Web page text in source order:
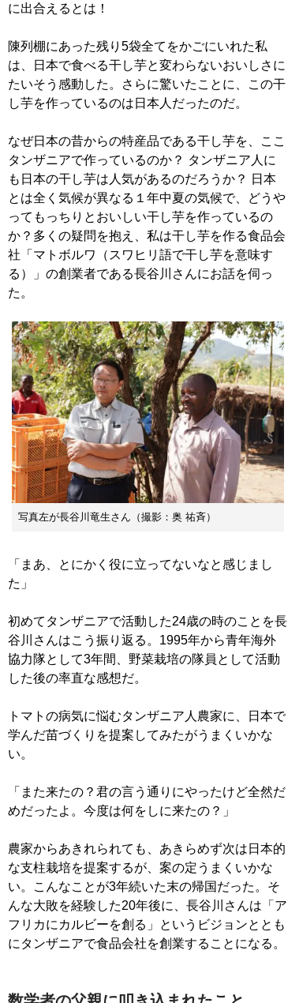
に出合えるとは！
陳列棚にあった残り5袋全てをかごにいれた私
は、日本で食べる干し芋と変わらないおいしさに
たいそう感動した。さらに驚いたことに、この干
し芋を作っているのは日本人だったのだ。
なぜ日本の昔からの特産品である干し芋を、ここ
タンザニアで作っているのか？ タンザニア人に
も日本の干し芋は人気があるのだろうか？ 日本
とは全く気候が異なる１年中夏の気候で、どうや
ってもっちりとおいしい干し芋を作っているの
か？多くの疑問を抱え、私は干し芋を作る食品会
社「マトボルワ（スワヒリ語で干し芋を意味す
る）」の創業者である長谷川さんにお話を伺っ
た。
写真左が長谷川竜生さん（撮影：奥 祐斉）
「まあ、とにかく役に立ってないなと感じまし
た」
初めてタンザニアで活動した24歳の時のことを長
谷川さんはこう振り返る。1995年から青年海外
協力隊として3年間、野菜栽培の隊員として活動
した後の率直な感想だ。
トマトの病気に悩むタンザニア人農家に、日本で
学んだ苗づくりを提案してみたがうまくいかな
い。
「また来たの？君の言う通りにやったけど全然だ
めだったよ。今度は何をしに来たの？」
農家からあきれられても、あきらめず次は日本的
な支柱栽培を提案するが、案の定うまくいかな
い。こんなことが3年続いた末の帰国だった。そ
んな大敗を経験した20年後に、長谷川さんは「ア
フリカにカルビーを創る」というビジョンととも
にタンザニアで食品会社を創業することになる。